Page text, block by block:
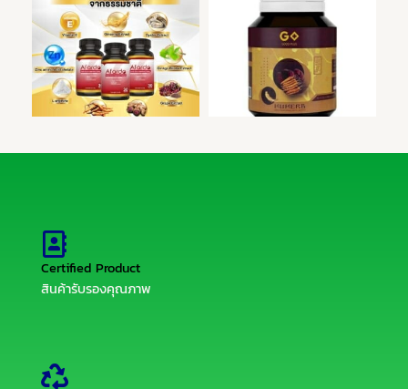
Certified Product
สินค้ารับรองคุณภาพ